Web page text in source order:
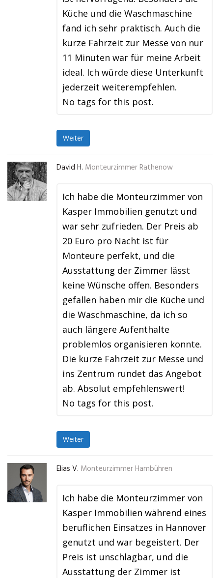
Küche und die Waschmaschine
fand ich sehr praktisch. Auch die
kurze Fahrzeit zur Messe von nur
11 Minuten war für meine Arbeit
ideal. Ich würde diese Unterkunft
jederzeit weiterempfehlen.
No tags for this post.
Weiter
David H. Monteurzimmer Rathenow
Ich habe die Monteurzimmer von
Kasper Immobilien genutzt und
war sehr zufrieden. Der Preis ab
20 Euro pro Nacht ist für
Monteure perfekt, und die
Ausstattung der Zimmer lässt
keine Wünsche offen. Besonders
gefallen haben mir die Küche und
die Waschmaschine, da ich so
auch längere Aufenthalte
problemlos organisieren konnte.
Die kurze Fahrzeit zur Messe und
ins Zentrum rundet das Angebot
ab. Absolut empfehlenswert!
No tags for this post.
Weiter
Elias V. Monteurzimmer Hambühren
Ich habe die Monteurzimmer von
Kasper Immobilien während eines
beruflichen Einsatzes in Hannover
genutzt und war begeistert. Der
Preis ist unschlagbar, und die
Ausstattung der Zimmer ist